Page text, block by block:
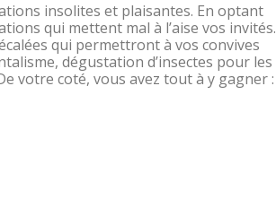
insolites et plaisantes. En optant
qui mettent mal à l’aise vos invités.
qui permettront à vos convives
dégustation d’insectes pour les
votre coté, vous avez tout à y gagner :